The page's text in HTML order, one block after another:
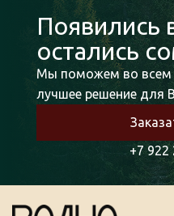
Появились
остались
Мы поможем во всем
лучшее решение для
+7 922